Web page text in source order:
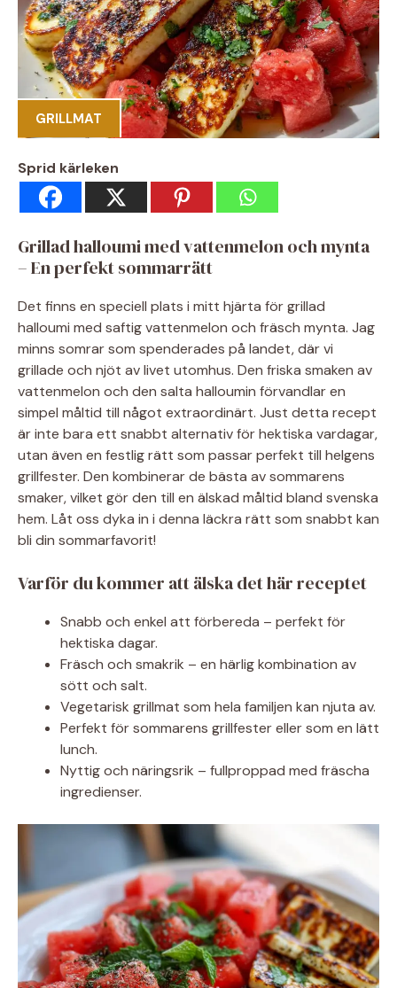
GRILLMAT
Sprid kärleken
Grillad halloumi med vattenmelon och mynta
– En perfekt sommarrätt
Det finns en speciell plats i mitt hjärta för grillad
halloumi med saftig vattenmelon och fräsch mynta. Jag
minns somrar som spenderades på landet, där vi
grillade och njöt av livet utomhus. Den friska smaken av
vattenmelon och den salta halloumin förvandlar en
simpel måltid till något extraordinärt. Just detta recept
är inte bara ett snabbt alternativ för hektiska vardagar,
utan även en festlig rätt som passar perfekt till helgens
grillfester. Den kombinerar de bästa av sommarens
smaker, vilket gör den till en älskad måltid bland svenska
hem. Låt oss dyka in i denna läckra rätt som snabbt kan
bli din sommarfavorit!
Varför du kommer att älska det här receptet
Snabb och enkel att förbereda – perfekt för
hektiska dagar.
Fräsch och smakrik – en härlig kombination av
sött och salt.
Vegetarisk grillmat som hela familjen kan njuta av.
Perfekt för sommarens grillfester eller som en lätt
lunch.
Nyttig och näringsrik – fullproppad med fräscha
ingredienser.